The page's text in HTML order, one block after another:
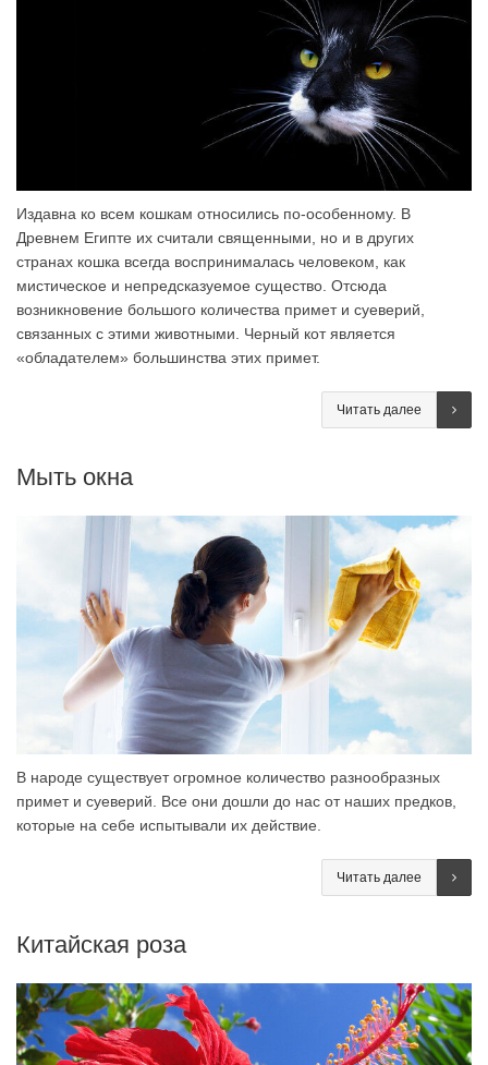
Издавна ко всем кошкам относились по-особенному. В
Древнем Египте их считали священными, но и в других
странах кошка всегда воспринималась человеком, как
мистическое и непредсказуемое существо. Отсюда
возникновение большого количества примет и суеверий,
связанных с этими животными. Черный кот является
«обладателем» большинства этих примет.
Читать далее
Мыть окна
В народе существует огромное количество разнообразных
примет и суеверий. Все они дошли до нас от наших предков,
которые на себе испытывали их действие.
Читать далее
Китайская роза